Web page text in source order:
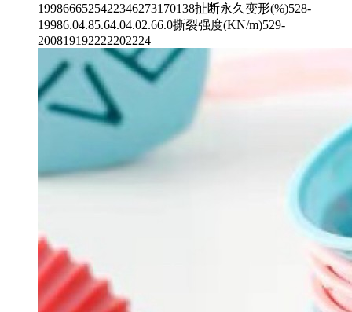
1998666525422346273170138扯断永久变形(%)528-
19986.04.85.64.04.02.66.0撕裂强度(KN/m)529-
200819192222202224